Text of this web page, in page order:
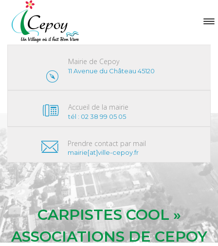
CARPISTES COOL »
ASSOCIATIONS DE CEPOY
Mairie de Cepoy
11 Avenue du Château 45120
Accueil de la mairie
tél : 02 38 99 05 05
Prendre contact par mail
mairie[at]ville-cepoy.fr